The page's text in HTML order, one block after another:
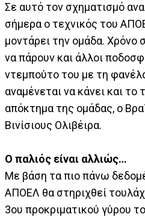
Σε αυτό τον σχηματισμό
σήμερα ο τεχνικός του
μοντάρει την ομάδα. Χρόνο
να πάρουν και άλλοι
ντεμπούτο του με τη
αναμένεται να κάνει και
απόκτημα της ομάδας, ο
Βινίσιους Ολιβέιρα.
Ο παλιός είναι αλλιώς…
Με βάση τα πιο πάνω
ΑΠΟΕΛ θα στηριχθεί
3ου προκριματικού γύρου